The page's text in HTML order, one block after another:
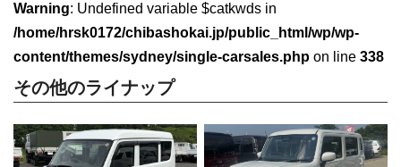
Warning: Undefined variable $catkwds in
/home/hrsk0172/chibashokai.jp/public_html/wp/wp-
content/themes/sydney/single-carsales.php on line 338
その他のライナップ